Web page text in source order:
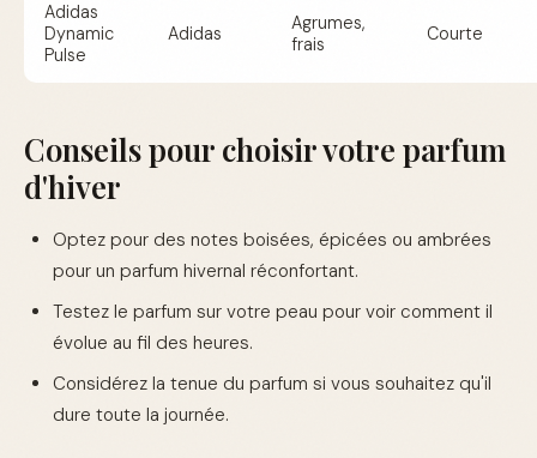
Adidas
Dynamic
Pulse
Adidas
Agrumes,
frais
Courte
Conseils pour choisir votre parfum
d'hiver
Optez pour des notes boisées, épicées ou ambrées
pour un parfum hivernal réconfortant.
Testez le parfum sur votre peau pour voir comment il
évolue au fil des heures.
Considérez la tenue du parfum si vous souhaitez qu'il
dure toute la journée.